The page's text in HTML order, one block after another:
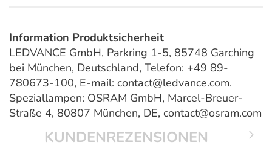
Information Produktsicherheit
LEDVANCE GmbH, Parkring 1-5, 85748 Garching
bei München, Deutschland, Telefon: +49 89-
780673-100, E-mail: contact@ledvance.com.
Speziallampen: OSRAM GmbH, Marcel-Breuer-
Straße 4, 80807 München, DE, contact@osram.com
KUNDENREZENSIONEN